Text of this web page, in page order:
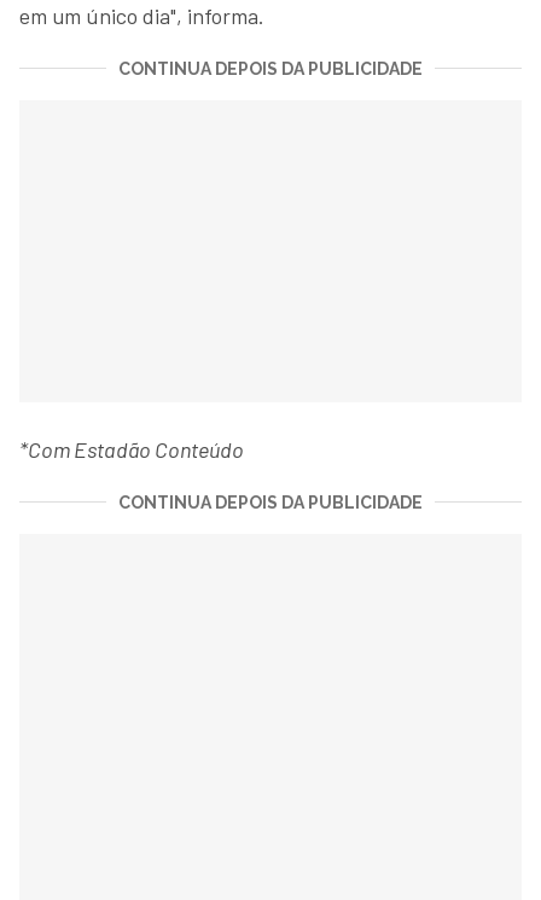
em um único dia", informa.
CONTINUA DEPOIS DA PUBLICIDADE
*Com Estadão Conteúdo
CONTINUA DEPOIS DA PUBLICIDADE